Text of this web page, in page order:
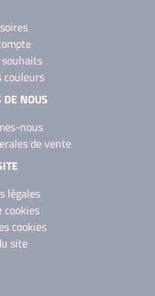
couleurs
DE NOUS
nous
de vente
légales
cookies
cookies
site